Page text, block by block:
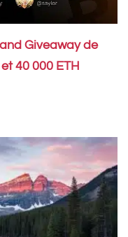
Giveaway de
40 000 ETH